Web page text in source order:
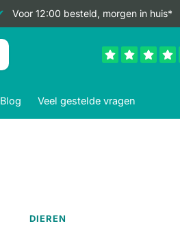
Voor 12:00 besteld, morgen in huis*
Blog Veel gestelde vragen
DIEREN